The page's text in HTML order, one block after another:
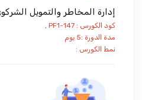
إدارة المخاطر والتمويل
كود الكورس : PF1-147 ,
مدة الدورة :5 يوم
نمط الكورس :